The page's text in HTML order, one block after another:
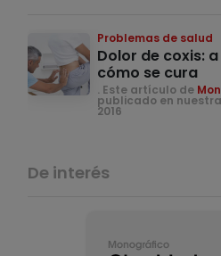
Problemas de salud
Dolor de coxis:
cómo se cura
. Este artículo de
publicado en
2016
De interés